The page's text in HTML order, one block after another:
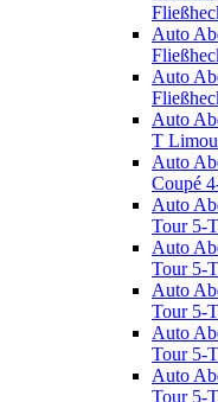
Auto
Auto
Auto
T
Auto
Coupé
Auto
Tour 5-
Auto
Tour 5-
Auto
Tour 5-
Auto
Tour 5-
Auto
Tour 5-